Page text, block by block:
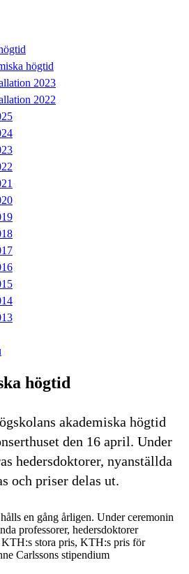
högtid
2023
2022
högtid
akademiska högtid
den 16 april. Under
hedersdoktorer, nyanställda
och priser delas ut.
en gång årligen. Under ceremonin
professorer, hedersdoktorer
KTH:s stora pris, KTH:s pris för
Carlssons stipendium